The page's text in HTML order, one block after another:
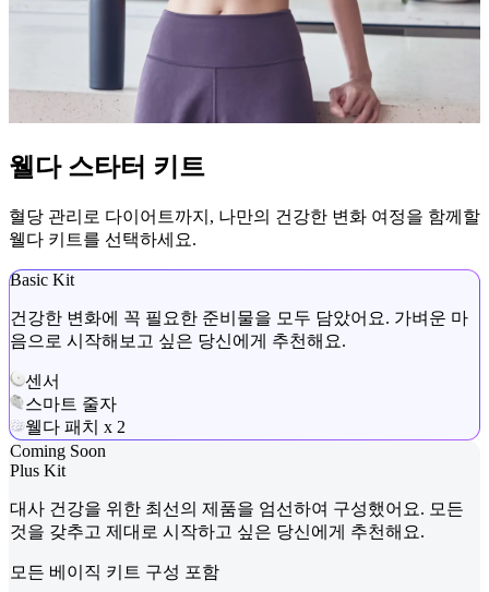
웰다 스타터 키트
혈당 관리로 다이어트까지, 나만의 건강한 변화 여정을 함께할
웰다 키트를 선택하세요.
Basic Kit
건강한 변화에 꼭 필요한 준비물을 모두 담았어요. 가벼운 마
음으로 시작해보고 싶은 당신에게 추천해요.
센서
스마트 줄자
웰다 패치 x 2
Coming Soon
Plus Kit
대사 건강을 위한 최선의 제품을 엄선하여 구성했어요. 모든
것을 갖추고 제대로 시작하고 싶은 당신에게 추천해요.
모든 베이직 키트 구성 포함